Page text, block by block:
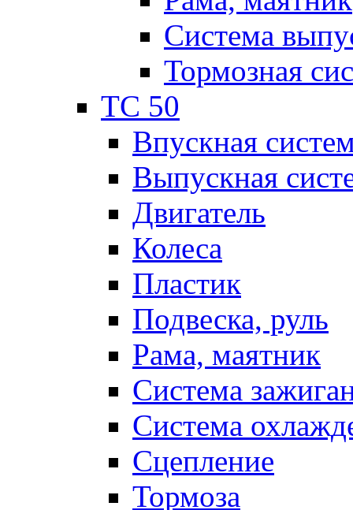
Система
Тормозная
TC 50
Впускная
Выпускная
Двигатель
Колеса
Пластик
Подвеска, руль
Рама, маятник
Система
Система
Сцепление
Тормоза